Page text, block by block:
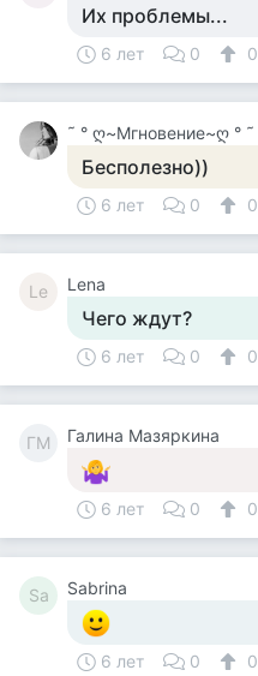
Их проблемы...
6 лет 0 0
˜ ° ღ~Мгновение~ღ ° ˜
Бесполезно))
6 лет 0 0
Le Lena
Чего ждут?
6 лет 0 0
ГМ Галина Мазяркина
6 лет 0 0
Sa Sabrina
6 лет 0 0